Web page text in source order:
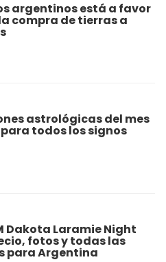
argentinos está a favor
compra de tierras a
astrológicas del mes
todos los signos
Dakota Laramie Night
fotos y todas las
para Argentina